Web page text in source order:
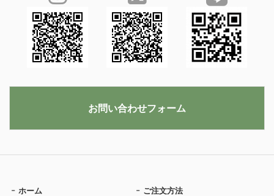
ホーム ご注文方法
お問い合わせフォーム